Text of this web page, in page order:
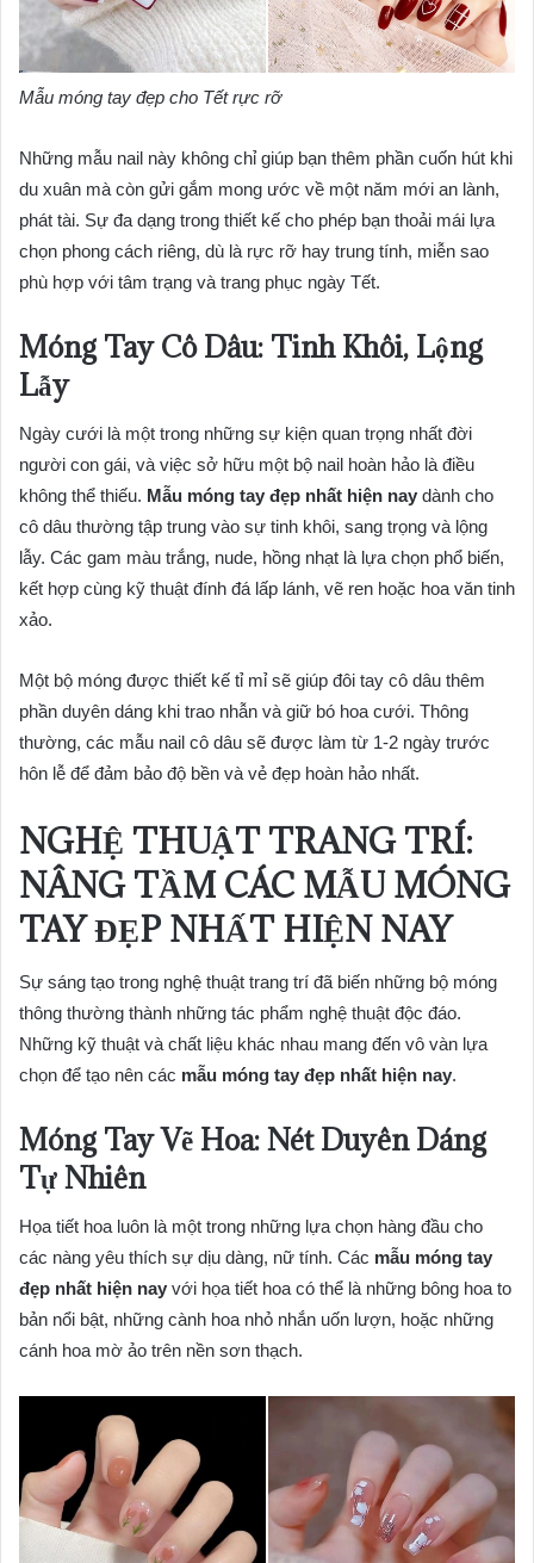
Mẫu móng tay đẹp cho Tết rực rỡ
Những mẫu nail này không chỉ giúp bạn thêm phần cuốn hút khi
du xuân mà còn gửi gắm mong ước về một năm mới an lành,
phát tài. Sự đa dạng trong thiết kế cho phép bạn thoải mái lựa
chọn phong cách riêng, dù là rực rỡ hay trung tính, miễn sao
phù hợp với tâm trạng và trang phục ngày Tết.
Móng Tay Cô Dâu: Tinh Khôi, Lộng
Lẫy
Ngày cưới là một trong những sự kiện quan trọng nhất đời
người con gái, và việc sở hữu một bộ nail hoàn hảo là điều
không thể thiếu. Mẫu móng tay đẹp nhất hiện nay dành cho
cô dâu thường tập trung vào sự tinh khôi, sang trọng và lộng
lẫy. Các gam màu trắng, nude, hồng nhạt là lựa chọn phổ biến,
kết hợp cùng kỹ thuật đính đá lấp lánh, vẽ ren hoặc hoa văn tinh
xảo.
Một bộ móng được thiết kế tỉ mỉ sẽ giúp đôi tay cô dâu thêm
phần duyên dáng khi trao nhẫn và giữ bó hoa cưới. Thông
thường, các mẫu nail cô dâu sẽ được làm từ 1-2 ngày trước
hôn lễ để đảm bảo độ bền và vẻ đẹp hoàn hảo nhất.
NGHỆ THUẬT TRANG TRÍ:
NÂNG TẦM CÁC MẪU MÓNG
TAY ĐẸP NHẤT HIỆN NAY
Sự sáng tạo trong nghệ thuật trang trí đã biến những bộ móng
thông thường thành những tác phẩm nghệ thuật độc đáo.
Những kỹ thuật và chất liệu khác nhau mang đến vô vàn lựa
chọn để tạo nên các mẫu móng tay đẹp nhất hiện nay.
Móng Tay Vẽ Hoa: Nét Duyên Dáng
Tự Nhiên
Họa tiết hoa luôn là một trong những lựa chọn hàng đầu cho
các nàng yêu thích sự dịu dàng, nữ tính. Các mẫu móng tay
đẹp nhất hiện nay với họa tiết hoa có thể là những bông hoa to
bản nổi bật, những cành hoa nhỏ nhắn uốn lượn, hoặc những
cánh hoa mờ ảo trên nền sơn thạch.